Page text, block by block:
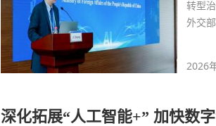
转型
外交
2026
深化拓展“人工智能+” 加快数